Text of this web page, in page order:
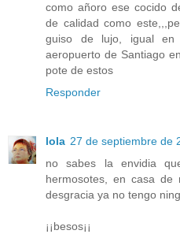
como añoro ese cocido
de calidad como
guiso de lujo, igual
aeropuerto de Santiago
pote de estos
Responder
lola 27 de septiembre de
no sabes la envidia
hermosotes, en casa
desgracia ya no tengo
¡¡besos¡¡